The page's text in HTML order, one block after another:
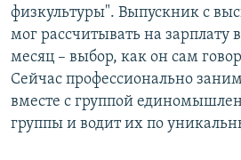
физкультуры". Выпускник с
мог рассчитывать на зарплату
месяц – выбор, как он сам
Сейчас профессионально
вместе с группой
группы и водит их по